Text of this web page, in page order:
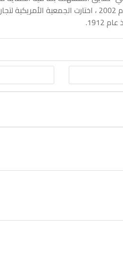
قدمه إلى السوق في عام 1968. في عام 2002 ،